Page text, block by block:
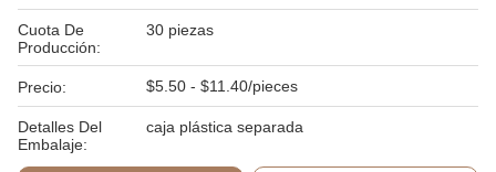
Cuota De
Producción:
30 piezas
Precio: $5.50 - $11.40/pieces
Detalles Del
Embalaje:
caja plástica separada